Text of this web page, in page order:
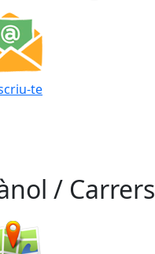
te
/ Carrers